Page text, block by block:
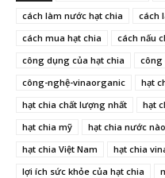
cách làm nước hạt chia
cách
cách mua hạt chia
cách nấu
công dụng của hạt chia
công
công-nghệ-vinaorganic
hạt
hạt chia chất lượng nhất
hạt
hạt chia mỹ
hạt chia nước
hạt chia Việt Nam
hạt chia
lợi ích sức khỏe của hạt chia